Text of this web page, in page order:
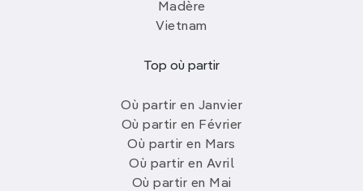
Madère
Vietnam
Top où partir
Où partir en Janvier
Où partir en Février
Où partir en Mars
Où partir en Avril
Où partir en Mai